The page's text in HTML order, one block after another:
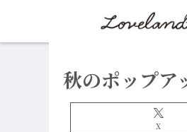
秋のポップ
X